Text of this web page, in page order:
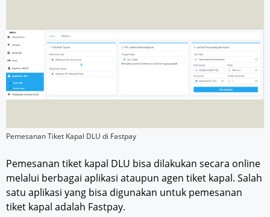
Pemesanan Tiket Kapal DLU di Fastpay
Pemesanan tiket kapal DLU bisa dilakukan secara online
melalui berbagai aplikasi ataupun agen tiket kapal. Salah
satu aplikasi yang bisa digunakan untuk pemesanan
tiket kapal adalah Fastpay.